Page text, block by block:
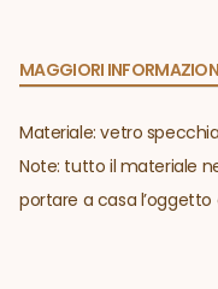
MAGGIORI
Materiale: vetro
Note: tutto il materiale
portare a casa